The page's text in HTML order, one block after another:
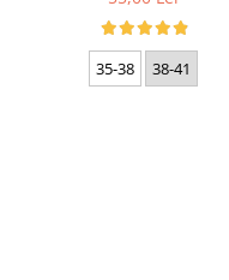
35-38 38-41